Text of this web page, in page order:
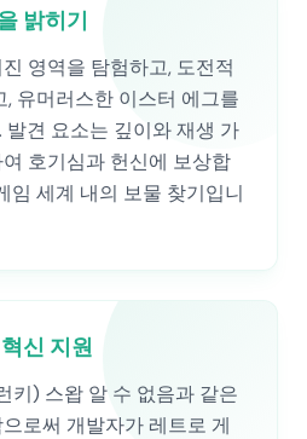
밝히기
영역을 탐험하고, 도전적
, 유머러스한 이스터 에그를
발견 요소는 깊이와 재생 가
호기심과 헌신에 보상합
임 세계 내의 보물 찾기입니
신 지원
키) 스왑 알 수 없음과 같은
로써 개발자가 레트로 게